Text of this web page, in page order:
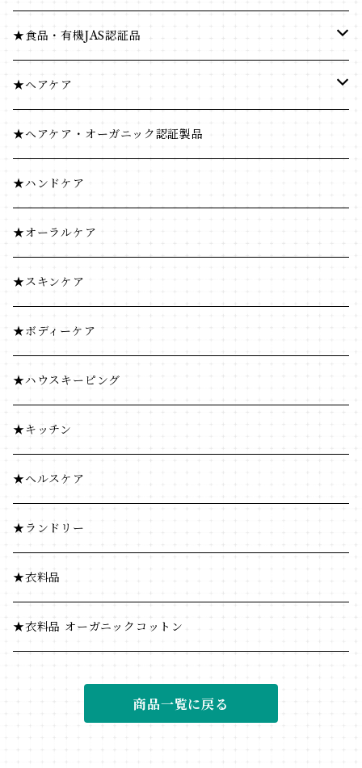
健康食品
米・小麦・シリアル
菓子類
穀物飲料・飲料
調味料
コーヒー・茶類
加工食品
豆・ごま類
ふりかけ・漬物・佃煮
海藻・乾物
★食品・有機JAS認証品
健康食品
米・小麦・シリアル
菓子類
穀物飲料・飲料
調味料
コーヒー・茶類
加工食品
豆・ごま類
ふりかけ・漬物・佃煮
海藻・乾物
★ヘアケア
ヘナ
★ヘアケア・オーガニック認証製品
★ハンドケア
★オーラルケア
★スキンケア
★ボディーケア
★ハウスキーピング
★キッチン
★ヘルスケア
★ランドリー
★衣料品
★衣料品 オーガニックコットン
商品一覧に戻る